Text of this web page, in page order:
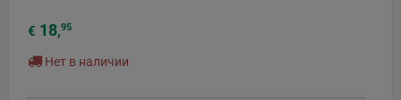
€ 18,95
Нет в наличии